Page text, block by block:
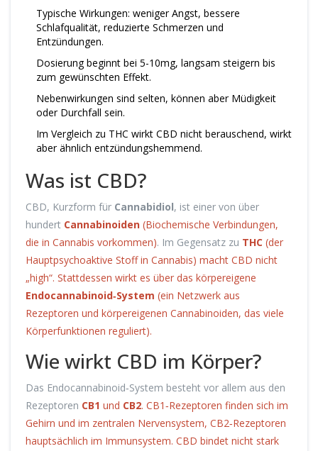
Typische Wirkungen: weniger Angst, bessere
Schlafqualität, reduzierte Schmerzen und
Entzündungen.
Dosierung beginnt bei 5-10mg, langsam steigern bis
zum gewünschten Effekt.
Nebenwirkungen sind selten, können aber Müdigkeit
oder Durchfall sein.
Im Vergleich zu THC wirkt CBD nicht berauschend, wirkt
aber ähnlich entzündungshemmend.
Was ist CBD?
CBD, Kurzform für Cannabidiol, ist einer von über
hundert Cannabinoiden (Biochemische Verbindungen,
die in Cannabis vorkommen). Im Gegensatz zu THC (der
Hauptpsychoaktive Stoff in Cannabis) macht CBD nicht
„high“. Stattdessen wirkt es über das körpereigene
Endocannabinoid‑System (ein Netzwerk aus
Rezeptoren und körpereigenen Cannabinoiden, das viele
Körperfunktionen reguliert).
Wie wirkt CBD im Körper?
Das Endocannabinoid‑System besteht vor allem aus den
Rezeptoren CB1 und CB2. CB1‑Rezeptoren finden sich im
Gehirn und im zentralen Nervensystem, CB2‑Rezeptoren
hauptsächlich im Immunsystem. CBD bindet nicht stark